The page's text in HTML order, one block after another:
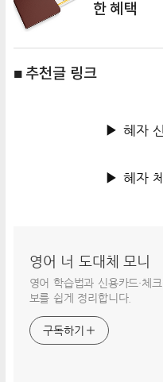
한 혜택
■ 추천글 링크
▶ 혜자
▶ 혜자
영어 너 도대체 모니
영어 학습법과 신용카드·체
보를 쉽게 정리합니다.
구독하기